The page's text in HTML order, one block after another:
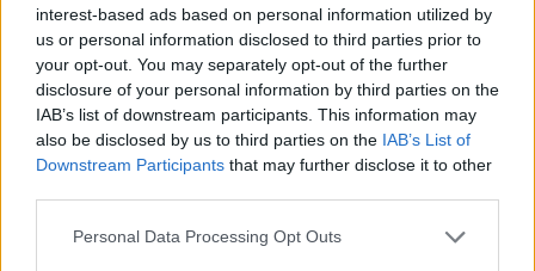
interest-based ads based on personal information utilized by
us or personal information disclosed to third parties prior to
your opt-out. You may separately opt-out of the further
disclosure of your personal information by third parties on the
IAB’s list of downstream participants. This information may
also be disclosed by us to third parties on the IAB’s List of
Downstream Participants that may further disclose it to other
Personal Data Processing Opt Outs